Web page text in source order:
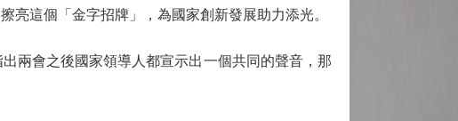
這個「金字招牌」，為國家創新發展助力添光。
會之後國家領導人都宣示出一個共同的聲音，那